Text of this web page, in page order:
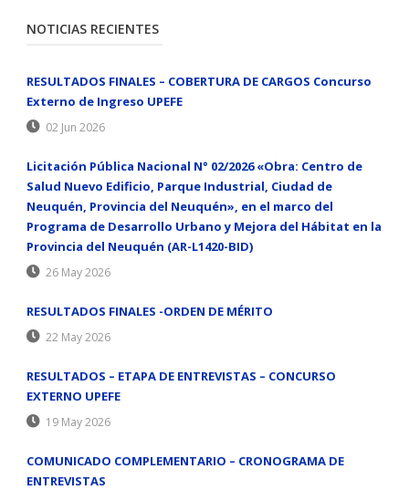
NOTICIAS RECIENTES
RESULTADOS FINALES – COBERTURA DE CARGOS Concurso
Externo de Ingreso UPEFE
02 Jun 2026
Licitación Pública Nacional N° 02/2026 «Obra: Centro de
Salud Nuevo Edificio, Parque Industrial, Ciudad de
Neuquén, Provincia del Neuquén», en el marco del
Programa de Desarrollo Urbano y Mejora del Hábitat en la
Provincia del Neuquén (AR-L1420-BID)
26 May 2026
RESULTADOS FINALES -ORDEN DE MÉRITO
22 May 2026
RESULTADOS – ETAPA DE ENTREVISTAS – CONCURSO
EXTERNO UPEFE
19 May 2026
COMUNICADO COMPLEMENTARIO – CRONOGRAMA DE
ENTREVISTAS